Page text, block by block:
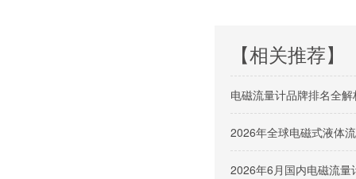
【相关推荐】
电磁流量计品牌排名全
2026年全球电磁式液体
2026年6月国内电磁流